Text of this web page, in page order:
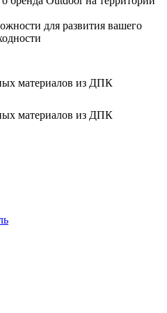
для развития вашего
материалов из ДПК
материалов из ДПК